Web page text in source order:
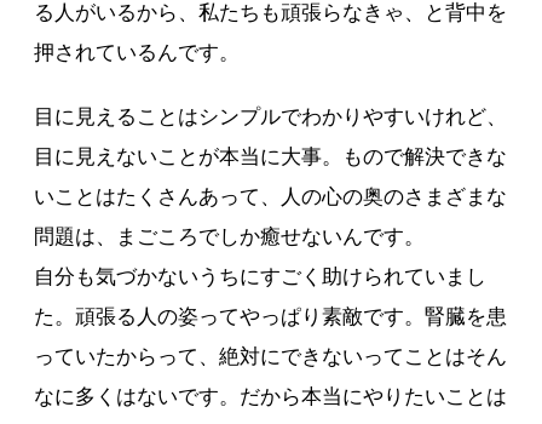
る人がいるから、私たちも頑張らなきゃ、と背中を
押されているんです。
目に見えることはシンプルでわかりやすいけれど、
目に見えないことが本当に大事。もので解決できな
いことはたくさんあって、人の心の奥のさまざまな
問題は、まごころでしか癒せないんです。
自分も気づかないうちにすごく助けられていまし
た。頑張る人の姿ってやっぱり素敵です。腎臓を患
っていたからって、絶対にできないってことはそん
なに多くはないです。だから本当にやりたいことは